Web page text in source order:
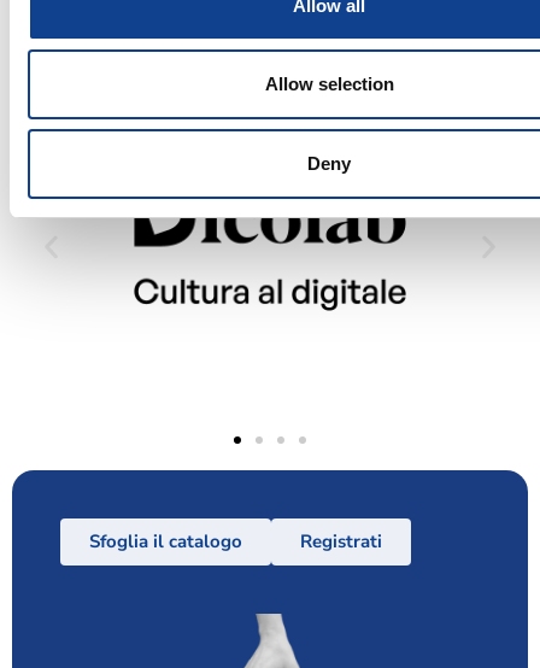
Allow all
Allow selection
Deny
Sfoglia il catalogo Registrati